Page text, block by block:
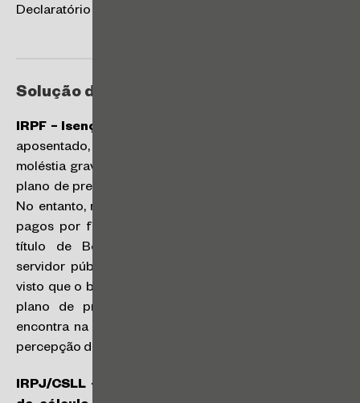
Declaratório Ambiental (“ADA”) na Declaração de ITR.
Solução de Consulta da Receita Federal
IRPF – Isenção em PGBL
aposentado, reformado, ou pensionista, e pessoa com
moléstia grave ao resgate das contribuições vertidas a
plano de previdência complementar, no formato PGBL.
No entanto, não se aplica a regra isentiva aos valores
pagos por fundação de previdência complementar a
título de Benefício Previdenciário Temporário ao
servidor público federal, pessoa com moléstia grave,
visto que o beneficiário do rendimento, participante do
plano de previdência complementar, ainda não se
encontra na condição de aposentado no momento da
percepção do benefício (SC nº 119/2025).
IRPJ/CSLL – Limitação de prejuízo fiscal e base